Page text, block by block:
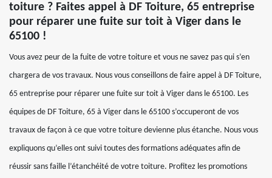
toiture ? Faites appel à DF Toiture, 65 entreprise
pour réparer une fuite sur toit à Viger dans le
65100 !
Vous avez peur de la fuite de votre toiture et vous ne savez pas qui s’en
chargera de vos travaux. Nous vous conseillons de faire appel à DF Toiture,
65 entreprise pour réparer une fuite sur toit à Viger dans le 65100. Les
équipes de DF Toiture, 65 à Viger dans le 65100 s’occuperont de vos
travaux de façon à ce que votre toiture devienne plus étanche. Nous vous
expliquons qu’elles ont suivi toutes des formations adéquates afin de
réussir sans faille l’étanchéité de votre toiture. Profitez les promotions